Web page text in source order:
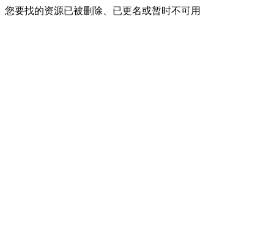
您要找的资源已被删除、已更名或暂时不可用